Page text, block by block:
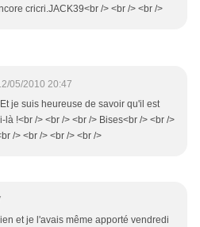
cricri.JACK39<br /> <br /> <br />
05/2010 20:47
je suis heureuse de savoir qu'il est
là !<br /> <br /> <br /> Bises<br /> <br />
/> <br /> <br /> <br />
et je l'avais même apporté vendredi